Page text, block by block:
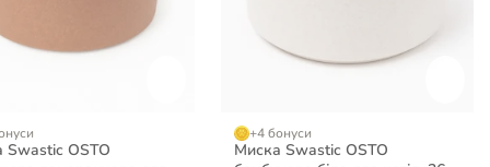
Swastic OSTO
+4 бонуси
Миска Swastic OSTO